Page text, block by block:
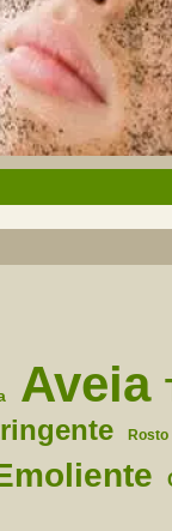
Aveia
Rosto